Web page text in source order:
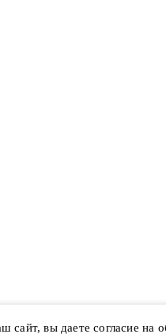
сайт, вы даете согласие на